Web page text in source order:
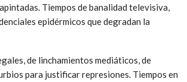
Tiempos de banalidad televisiva,
epidérmicos que degradan la
de linchamientos mediáticos, de
para justificar represiones. Tiempos en